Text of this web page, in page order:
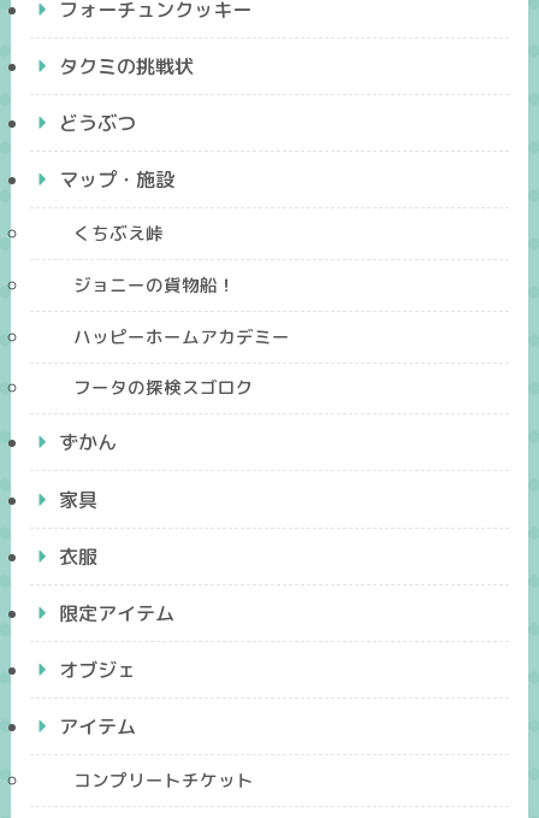
フォーチュンクッキー
タクミの挑戦状
どうぶつ
マップ・施設
くちぶえ峠
ジョニーの貨物船！
ハッピーホームアカデミー
フータの探検スゴロク
ずかん
家具
衣服
限定アイテム
オブジェ
アイテム
コンプリートチケット